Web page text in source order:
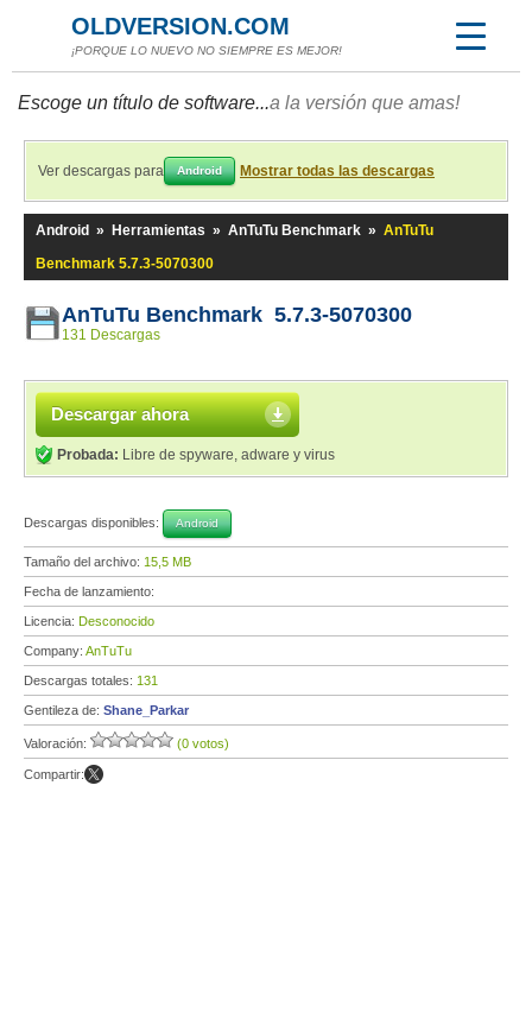
OLDVERSION.COM
¡PORQUE LO NUEVO NO SIEMPRE ES MEJOR!
Escoge un título de software...a la versión que amas!
Ver descargas para Android Mostrar todas las descargas
Android » Herramientas » AnTuTu Benchmark » AnTuTu
Benchmark 5.7.3-5070300
AnTuTu Benchmark 5.7.3-5070300
131 Descargas
Descargar ahora
Probada: Libre de spyware, adware y virus
Descargas disponibles: Android
Tamaño del archivo: 15,5 MB
Fecha de lanzamiento:
Licencia: Desconocido
Company: AnTuTu
Descargas totales: 131
Gentileza de: Shane_Parkar
Valoración: (0 votos)
Compartir: